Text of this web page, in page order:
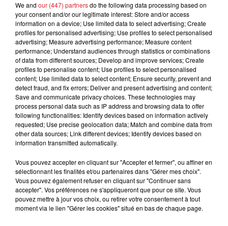
FIL D'ACTUS
15 juillet 2026
BÉTHUNE: ENQUÊTE POUR HOMICIDE
VOLONTAIRE EN COURS, APRÈS LA...
Selon les premiers éléments, le logement servait
We and our (447) partnersdo the following data processing based on
your consent and/or our legitimate interest: Store and/or access
information on a device; Use limited data to select advertising; Create
profiles for personalised advertising; Use profiles to select personalised
advertising; Measure advertising performance; Measure content
performance; Understand audiences through statistics or combinations
of data from different sources; Develop and improve services; Create
profiles to personalise content; Use profiles to select personalised
content; Use limited data to select content; Ensure security, prevent and
detect fraud, and fix errors; Deliver and present advertising and content;
Save and communicate privacy choices. These technologies may
process personal data such as IP address and browsing data to offer
following functionalities: Identify devices based on information actively
requested; Use precise geolocation data; Match and combine data from
other data sources; Link different devices; Identify devices based on
information transmitted automatically.
Vous pouvez accepter en cliquant sur "Accepter et fermer", ou affiner en
sélectionnant les finalités et/ou partenaires dans "Gérer mes choix".
Vous pouvez également refuser en cliquant sur "Continuer sans
accepter". Vos préférences ne s'appliqueront que pour ce site. Vous
pouvez mettre à jour vos choix, ou retirer votre consentement à tout
moment via le lien "Gérer les cookies" situé en bas de chaque page.